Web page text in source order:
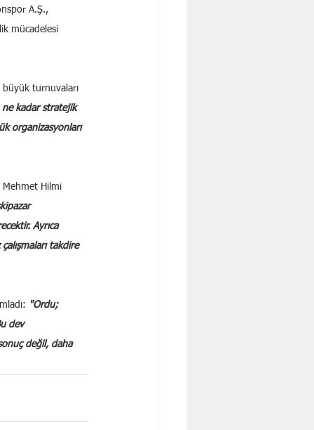
A.Ş.,
mücadelesi
büyük turnuvaları
ne kadar stratejik
organizasyonları
Mehmet Hilmi
Ayrıca
takdire
"Ordu;
dev
değil, daha